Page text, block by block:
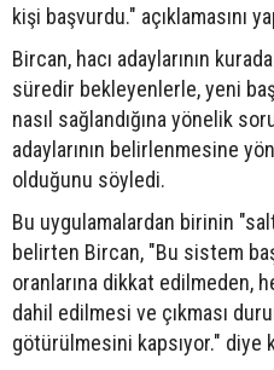
kişi başvurdu." açıklamasını
Bircan, hacı adaylarının
süredir bekleyenlerle, yeni
nasıl sağlandığına yönelik
adaylarının belirlenmesine
olduğunu söyledi.
Bu uygulamalardan birinin
belirten Bircan, "Bu sistem
oranlarına dikkat edilmeden,
dahil edilmesi ve çıkması
götürülmesini kapsıyor." diye